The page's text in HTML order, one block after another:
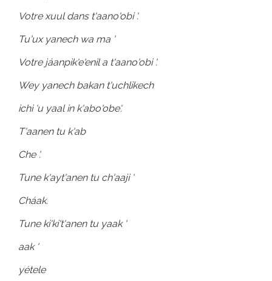
Votre xuul dans t'aano'obi '.
Tu'ux yanech wa ma '
Votre jáanpik'e'enil a t'aano'obi '.
Wey yanech bakan t'uchlikech
ichi 'u yaal in k'abo'obe'.
T'aanen tu k'ab
Che '.
Tune k'ayt'anen tu ch'aaji '
Cháak.
Tune ki'ki't'anen tu yaak '
aak '
yétele